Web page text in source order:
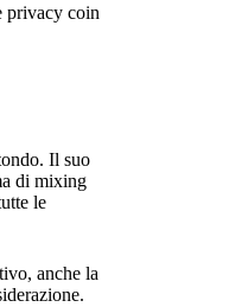
privacy coin
Il suo
di mixing
le
anche la